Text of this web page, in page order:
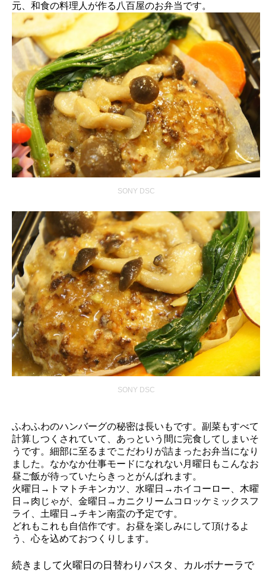
元、和食の料理人が作る八百屋のお弁当です。
SONY DSC
SONY DSC
ふわふわのハンバーグの秘密は長いもです。副菜もすべて
計算しつくされていて、あっという間に完食してしまいそ
うです。細部に至るまでこだわりが詰まったお弁当になり
ました。なかなか仕事モードになれない月曜日もこんなお
昼ご飯が待っていたらきっとがんばれます。
火曜日→トマトチキンカツ、水曜日→ホイコーロー、木曜
日→肉じゃが、金曜日→カニクリームコロッケミックスフ
ライ、土曜日→チキン南蛮の予定です。
どれもこれも自信作です。お昼を楽しみにして頂けるよ
う、心を込めておつくりします。
続きまして火曜日の日替わりパスタ、カルボナーラで